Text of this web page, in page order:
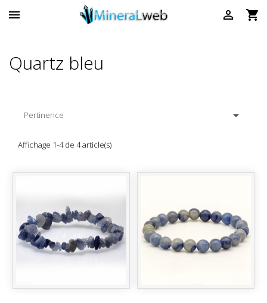
 

Quartz bleu
Pertinence 
Affichage 1-4 de 4 article(s)